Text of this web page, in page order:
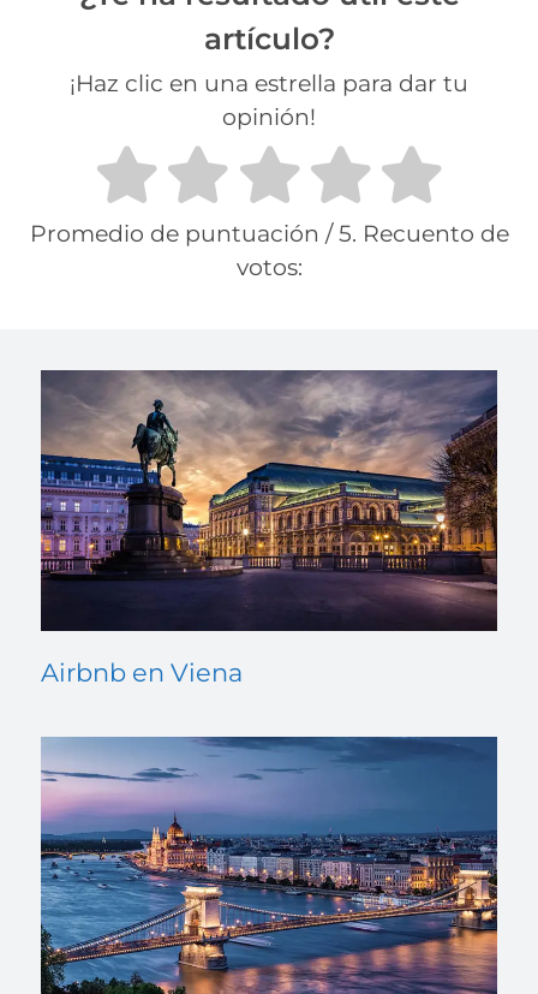
artículo?
¡Haz clic en una estrella para dar tu
opinión!
Promedio de puntuación / 5. Recuento de
votos:
Airbnb en Viena